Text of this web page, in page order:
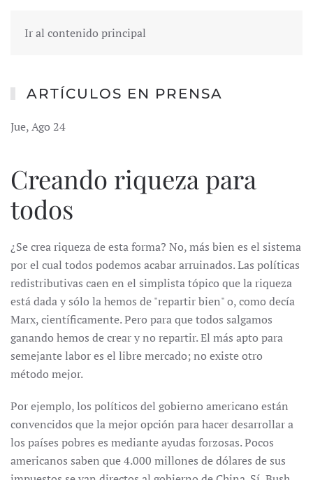
Ir al contenido principal
ARTÍCULOS EN PRENSA
Jue, Ago 24
Creando riqueza para
todos
¿Se crea riqueza de esta forma? No, más bien es el sistema
por el cual todos podemos acabar arruinados. Las políticas
redistributivas caen en el simplista tópico que la riqueza
está dada y sólo la hemos de "repartir bien" o, como decía
Marx, científicamente. Pero para que todos salgamos
ganando hemos de crear y no repartir. El más apto para
semejante labor es el libre mercado; no existe otro
método mejor.
Por ejemplo, los políticos del gobierno americano están
convencidos que la mejor opción para hacer desarrollar a
los países pobres es mediante ayudas forzosas. Pocos
americanos saben que 4.000 millones de dólares de sus